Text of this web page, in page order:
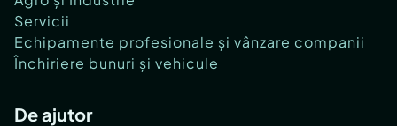
Servicii
Echipamente profesionale și vânzare companii
Închiriere bunuri și vehicule
De ajutor